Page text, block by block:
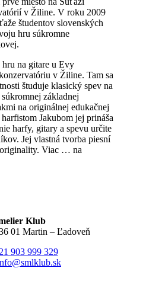
v Žiline. V roku 2009
študentov slovenských
hru súkromne
na gitare u Evy
v Žiline. Tam sa
študuje klasický spev na
základnej
na originálnej edukačnej
Jakubom jej prináša
harfy, gitary a spevu určite
Jej vlastná tvorba piesní
Viac … na
Klub
01 Martin – Ľadoveň
903 999 329